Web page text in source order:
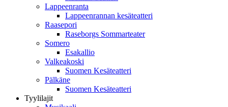
Lappeenranta
Lappeenrannan kesäteatteri
Raasepori
Raseborgs Sommarteater
Somero
Esakallio
Valkeakoski
Suomen Kesäteatteri
Pälkäne
Suomen Kesäteatteri
Tyylilajit